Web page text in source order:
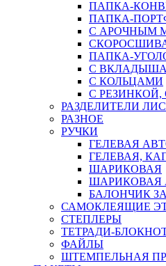
ПАПКА-
ПАПКА-
С АРОЧНЫМ
ПАПКА-
С
С КОЛЬЦАМИ
С РЕЗИНКОЙ,
РАЗДЕЛИТЕЛИ
РАЗНОЕ
РУЧКИ
ГЕЛЕВАЯ
ГЕЛЕВАЯ,
ШАРИКОВАЯ
ШАРИКОВАЯ
БАЛОНЧИК
САМОКЛЕЯЩИЕ
СТЕПЛЕРЫ
ТЕТРАДИ-
ФАЙЛЫ
ШТЕМПЕЛЬНАЯ